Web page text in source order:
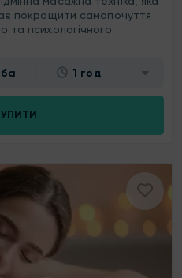
покращити самопочуття
та психологічного
1 год